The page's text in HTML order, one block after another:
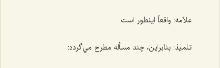
علاّمه: واقعاً اينطور است.
تلميذ: بنابراين، چند مسأله مطرح مي‌گردد: